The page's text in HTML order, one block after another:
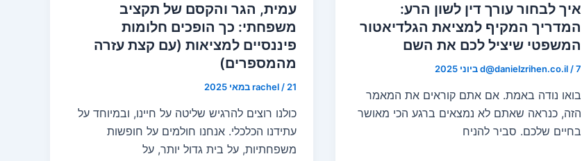
איך לבחור עורך דין לשון הרע:
המדריך המקיף למציאת הגלדיאטור
המשפטי שיציל לכם את השם
d@danielzrihen.co.il/7 ביוני 2025
בואו נודה באמת. אם אתם קוראים את המאמר
הזה, כנראה שאתם לא נמצאים ברגע הכי מאושר
בחיים שלכם. סביר להניח
עמית, הגר והקסם של תקציב
משפחתי: כך הופכים חלומות
פיננסיים למציאות (עם קצת עזרה
מהמספרים)
rachel/21 במאי 2025
כולנו רוצים להרגיש שליטה על חיינו, ובמיוחד על
עתידנו הכלכלי. אנחנו חולמים על חופשות
משפחתיות, על בית גדול יותר, על